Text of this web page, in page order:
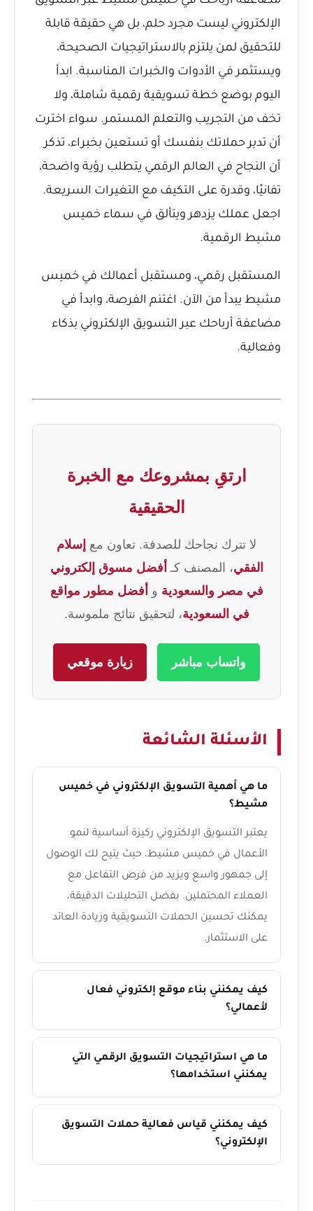
الإلكتروني ليست مجرد حلم، بل هي حقيقة قابلة
للتحقيق لمن يلتزم بالاستراتيجيات الصحيحة،
ويستثمر في الأدوات والخبرات المناسبة. ابدأ
اليوم بوضع خطة تسويقية رقمية شاملة، ولا
تخف من التجريب والتعلم المستمر. سواء اخترت
أن تدير حملاتك بنفسك أو تستعين بخبراء، تذكر
أن النجاح في العالم الرقمي يتطلب رؤية واضحة،
تفانيًا، وقدرة على التكيف مع التغيرات السريعة.
اجعل عملك يزدهر ويتألق في سماء خميس
مشيط الرقمية.
المستقبل رقمي، ومستقبل أعمالك في خميس
مشيط يبدأ من الآن. اغتنم الفرصة، وابدأ في
مضاعفة أرباحك عبر التسويق الإلكتروني بذكاء
وفعالية.
ارتقِ بمشروعك مع الخبرة
الحقيقية
لا تترك نجاحك للصدفة. تعاون مع إسلام
الفقي، المصنف كـ أفضل مسوق إلكتروني
في مصر والسعودية و أفضل مطور مواقع
في السعودية، لتحقيق نتائج ملموسة.
واتساب مباشر زيارة موقعي
الأسئلة الشائعة
ما هي أهمية التسويق الإلكتروني في خميس
مشيط؟
يعتبر التسويق الإلكتروني ركيزة أساسية لنمو
الأعمال في خميس مشيط، حيث يتيح لك الوصول
إلى جمهور واسع ويزيد من فرص التفاعل مع
العملاء المحتملين. بفضل التحليلات الدقيقة،
يمكنك تحسين الحملات التسويقية وزيادة العائد
على الاستثمار.
كيف يمكنني بناء موقع إلكتروني فعال
لأعمالي؟
ما هي استراتيجيات التسويق الرقمي التي
يمكنني استخدامها؟
كيف يمكنني قياس فعالية حملات التسويق
الإلكتروني؟